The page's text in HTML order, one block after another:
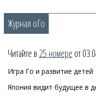
Журнал оГо
Читайте в 25 номере от
Игра Го и развитие детей
Япония видит будущее в